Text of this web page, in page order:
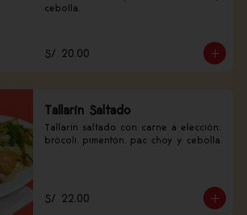
cebolla.
S/ 20.00
Tallarín Saltado
Tallarín saltado con carne a elección,
brócoli, pimentón, pac choy y cebolla.
S/ 22.00